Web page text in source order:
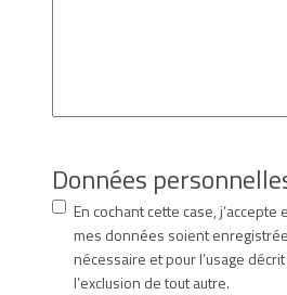
Données
En cochant cette case,
mes données soient
nécessaire et pour l’usage
l’exclusion de tout autre.